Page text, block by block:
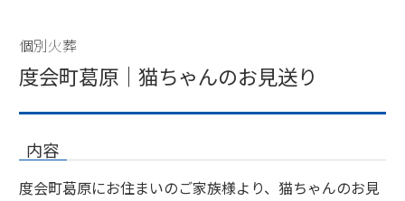
個別火葬
度会町葛原｜猫ちゃんのお見送り
内容
度会町葛原にお住まいのご家族様より、猫ちゃんのお見